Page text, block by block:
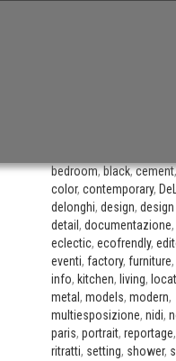
bedroom,black,cement
color, contemporary,
delonghi, design,
detail , documentazione,
eclectic, ecofrendly,
eventi, factory, furniture,
info, kitchen, living,
metal , models, modern,
multiesposizione, nidi,
paris, portrait, reportage,
ritratti, setting, shower,